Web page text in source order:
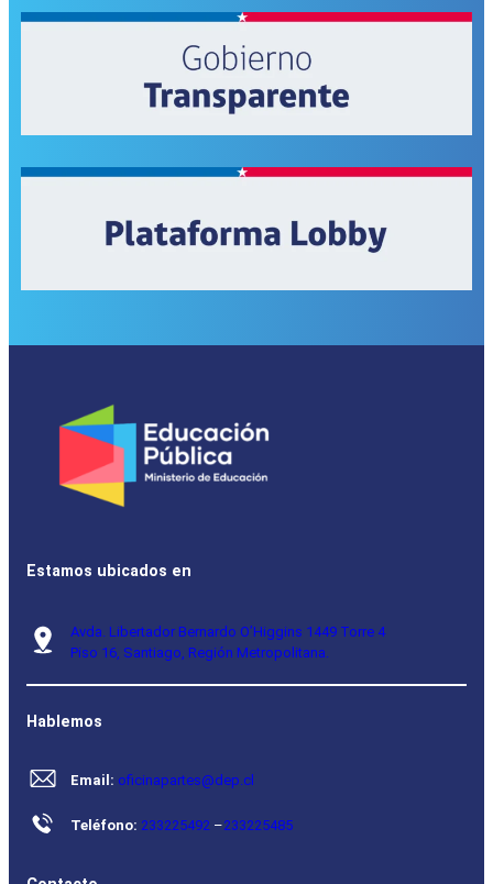
Estamos ubicados en
Avda. Libertador Bernardo O’Higgins 1449 Torre 4
Piso 16, Santiago, Región Metropolitana.
Hablemos
Email: oficinapartes@dep.cl
Teléfono: 233225492 –233225485